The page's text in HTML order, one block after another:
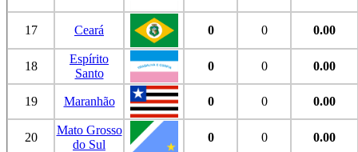
17 Ceará 0 0 0.00
18
Espírito
Santo
0 0 0.00
19 Maranhão 0 0 0.00
20
Mato Grosso
do Sul
0 0 0.00